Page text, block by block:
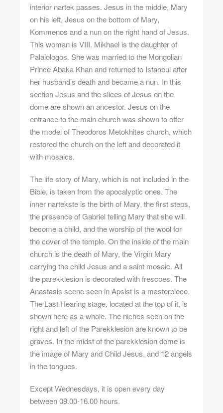
interior nartek passes. Jesus in the middle, Mary
on his left, Jesus on the bottom of Mary,
Kommenos and a nun on the right hand of Jesus.
This woman is VIII. Mikhael is the daughter of
Palaiologos. She was married to the Mongolian
Prince Abaka Khan and returned to Istanbul after
her husband’s death and became a nun. In this
section Jesus and the slices of Jesus on the
dome are shown an ancestor. Jesus on the
entrance to the main church was shown to offer
the model of Theodoros Metokhites church, which
restored the church on the left and decorated it
with mosaics.
The life story of Mary, which is not included in the
Bible, is taken from the apocalyptic ones. The
inner nartekste is the birth of Mary, the first steps,
the presence of Gabriel telling Mary that she will
become a child, and the worship of the wool for
the cover of the temple. On the inside of the main
church is the death of Mary, the Virgin Mary
carrying the child Jesus and a saint mosaic. All
the parekklesion is decorated with frescoes. The
Anastasis scene seen in Apsist is a masterpiece.
The Last Hearing stage, located at the top of it, is
shown here as a whole. The niches seen on the
right and left of the Parekklesion are known to be
graves. In the midst of the parekklesion dome is
the image of Mary and Child Jesus, and 12 angels
in the tongues.
Except Wednesdays, it is open every day
between 09.00-16.00 hours.